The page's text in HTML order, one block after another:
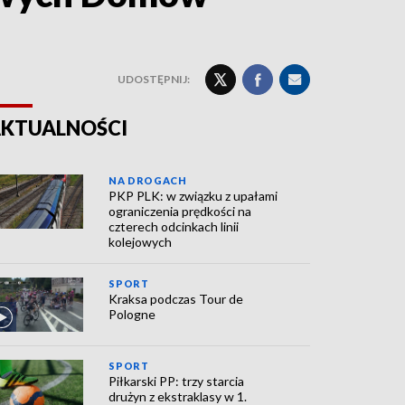
UDOSTĘPNIJ:
NA DROGACH
PKP PLK: w związku z upałami
ograniczenia prędkości na
czterech odcinkach linii
kolejowych
SPORT
Kraksa podczas Tour de
Pologne
SPORT
Piłkarski PP: trzy starcia
drużyn z ekstraklasy w 1.